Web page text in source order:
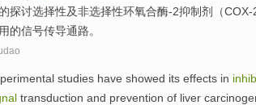
探讨选择性及非选择性环氧合酶-2抑制剂 （COX-
的信号传导通路。
studies have showed its effects in
transduction and prevention of liver